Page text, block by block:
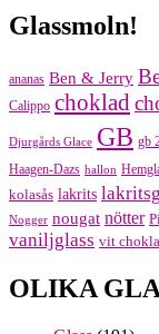
Glassmoln!
ananas Ben & Jerry
Calippo choklad
Djurgårds Glace GB gb
Haagen-Dazs hallon
kolasås lakrits
Nogger nougat nötter
vaniljglass vit
OLIKA